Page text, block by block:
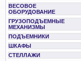
ВЕСОВОЕ
ОБОРУДОВАНИЕ
ГРУЗОПОДЪЕМНЫЕ
МЕХАНИЗМЫ
ПОДЪЕМНИКИ
ШКАФЫ
СТЕЛЛАЖИ